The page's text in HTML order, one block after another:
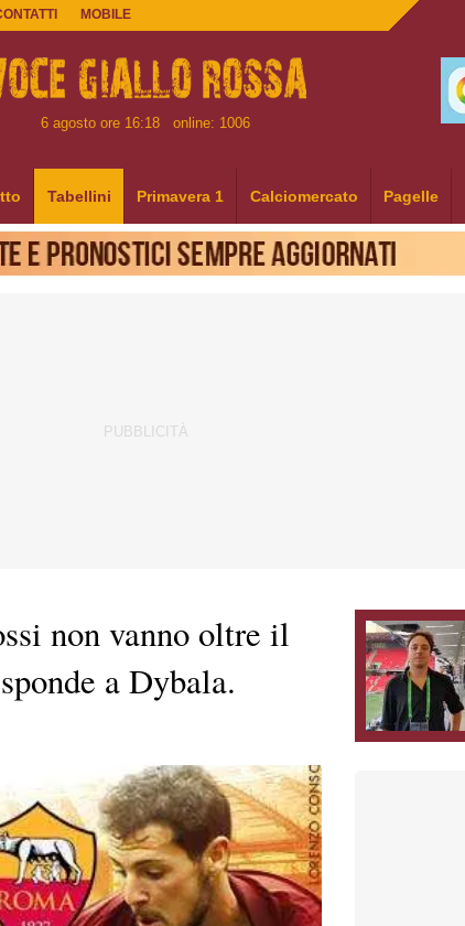
MOBILE
6 agosto ore 16:18 online: 1006
Tabellini Primavera 1 Calciomercato Pagelle
non vanno oltre il
a Dybala.